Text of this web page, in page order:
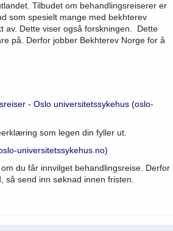
Tilbudet om behandlingsreiserer er
som spesielt mange med bekhterev
av. Dette viser også forskningen. Dette
på. Derfor jobber Bekhterev Norge for å
- Oslo universitetssykehus (oslo-
som legen din fyller ut.
universitetssykehus.no)
du får innvilget behandlingsreise. Derfor
send inn søknad innen fristen.